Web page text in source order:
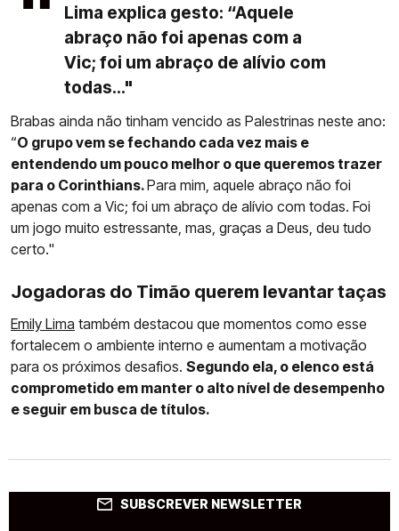
Lima explica gesto: “Aquele
abraço não foi apenas com a
Vic; foi um abraço de alívio com
todas..."
Brabas ainda não tinham vencido as Palestrinas neste ano:
“O grupo vem se fechando cada vez mais e
entendendo um pouco melhor o que queremos trazer
para o Corinthians.Para mim, aquele abraço não foi
apenas com a Vic; foi um abraço de alívio com todas. Foi
um jogo muito estressante, mas, graças a Deus, deu tudo
certo."
Jogadoras do Timão querem levantar taças
Emily Lima também destacou que momentos como esse
fortalecem o ambiente interno e aumentam a motivação
para os próximos desafios. Segundo ela, o elenco está
comprometido em manter o alto nível de desempenho
e seguir em busca de títulos.
SUBSCREVER NEWSLETTER